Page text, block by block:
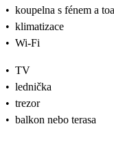
• koupelna s fénem a
• klimatizace
• Wi-Fi
• TV
• lednička
• trezor
• balkon nebo terasa